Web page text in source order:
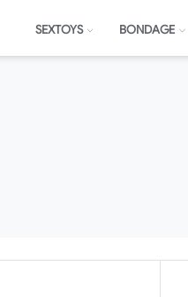
SEXTOYS BONDAGE